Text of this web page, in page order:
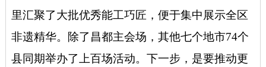
里汇聚了大批优秀能工巧匠，便于集中展示全区
非遗精华。除了昌都主会场，其他七个地市74个
县同期举办了上百场活动。下一步，是要推动更